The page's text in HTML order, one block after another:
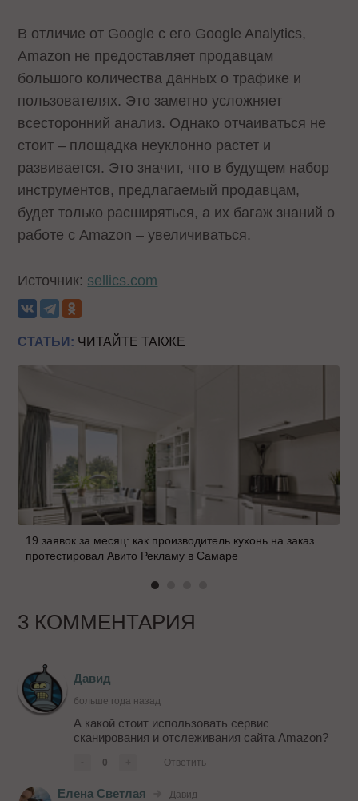
В отличие от Google с его Google Analytics,
Amazon не предоставляет продавцам
большого количества данных о трафике и
пользователях. Это заметно усложняет
всесторонний анализ. Однако отчаиваться не
стоит – площадка неуклонно растет и
развивается. Это значит, что в будущем набор
инструментов, предлагаемый продавцам,
будет только расширяться, а их багаж знаний о
работе с Amazon – увеличиваться.
Источник: sellics.com
СТАТЬИ: ЧИТАЙТЕ ТАКЖЕ
19 заявок за месяц: как производитель кухонь на заказ
протестировал Авито Рекламу в Самаре
3 КОММЕНТАРИЯ
Давид
больше года назад
А какой стоит использовать сервис
сканирования и отслеживания сайта Amazon?
0 Ответить
Елена Светлая
Давид